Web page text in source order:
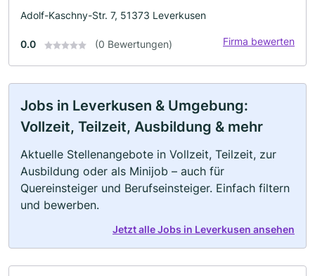
Adolf-Kaschny-Str. 7, 51373 Leverkusen
0.0 (0 Bewertungen) Firma bewerten
Jobs in Leverkusen & Umgebung:
Vollzeit, Teilzeit, Ausbildung & mehr
Aktuelle Stellenangebote in Vollzeit, Teilzeit, zur
Ausbildung oder als Minijob – auch für
Quereinsteiger und Berufseinsteiger. Einfach filtern
und bewerben.
Jetzt alle Jobs in Leverkusen ansehen